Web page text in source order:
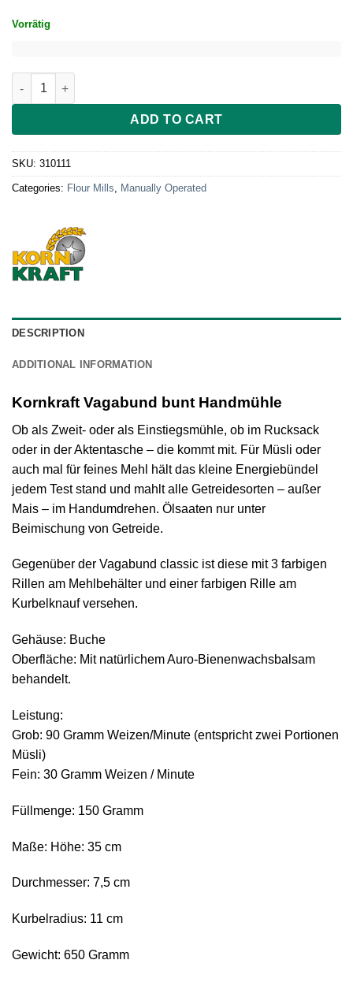
Vorrätig
Kornkraft Vagabund bunt quantity
ADD TO CART
SKU: 310111
Categories: Flour Mills, Manually Operated
DESCRIPTION
ADDITIONAL INFORMATION
Kornkraft Vagabund bunt Handmühle
Ob als Zweit- oder als Einstiegsmühle, ob im Rucksack
oder in der Aktentasche – die kommt mit. Für Müsli oder
auch mal für feines Mehl hält das kleine Energiebündel
jedem Test stand und mahlt alle Getreidesorten – außer
Mais – im Handumdrehen. Ölsaaten nur unter
Beimischung von Getreide.
Gegenüber der Vagabund classic ist diese mit 3 farbigen
Rillen am Mehlbehälter und einer farbigen Rille am
Kurbelknauf versehen.
Gehäuse: Buche
Oberfläche: Mit natürlichem Auro-Bienenwachsbalsam
behandelt.
Leistung:
Grob: 90 Gramm Weizen/Minute (entspricht zwei Portionen
Müsli)
Fein: 30 Gramm Weizen / Minute
Füllmenge: 150 Gramm
Maße: Höhe: 35 cm
Durchmesser: 7,5 cm
Kurbelradius: 11 cm
Gewicht: 650 Gramm